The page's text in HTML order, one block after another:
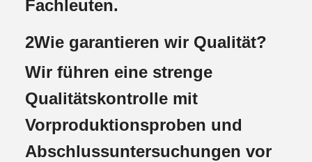
Fachleuten.
2Wie garantieren wir Qualität?
Wir führen eine strenge
Qualitätskontrolle mit
Vorproduktionsproben und
Abschlussuntersuchungen vor